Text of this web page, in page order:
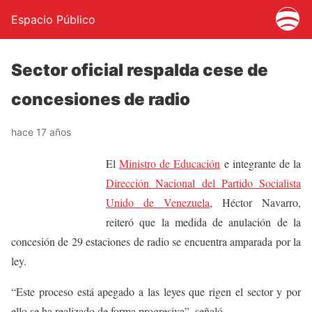
Espacio Público
Sector oficial respalda cese de
concesiones de radio
hace 17 años
ElMinistro de Educación e integrante de la
Dirección Nacional del Partido Socialista
Unido de Venezuela, Héctor Navarro,
reiteró que la medida de anulación de la
concesión de 29 estaciones de radio se encuentra amparada por la
ley.
“Este proceso está apegado a las leyes que rigen el sector y por